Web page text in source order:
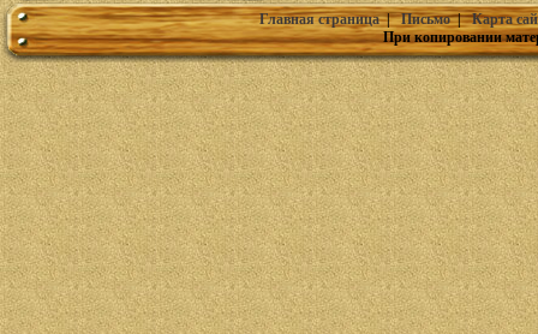
Главная страница|Письмо|Карта
При копировании